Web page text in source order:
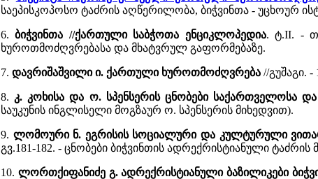
საეპისკოპოსო ტაძრის აღწერილობა, ბიჭვინთა - უცხოურ
6.ბიჭვინთა //ქართული საბჭოთა ენციკლოპედია. ტ.II. -
ხუროთმოძღვრებასა და მხატვრულ გაფორმებაზე.
7. დავრიშაშვილი ი. ქართული ხუროთმოძღვრება //გუშაგი. -
8. კ. კოხისა და ო. სპენსერის ცნობები საქართველოსა და
საუკუნის ინგლისელი მოგზაურ ო. სპენსერის მიხედვით).
9. ლომოური ნ. ეგრისის სოციალური და კულტურული
გვ.181-182. - ცნობები ბიჭვინთის ადრექრისტიანული ტაძრის
10. ლორთქიფანიძე გ. ადრექრისტიანული ბაზილიკები